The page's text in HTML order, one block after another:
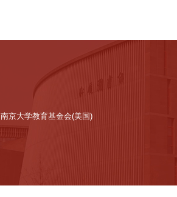
南京大学教育基金会(美国)